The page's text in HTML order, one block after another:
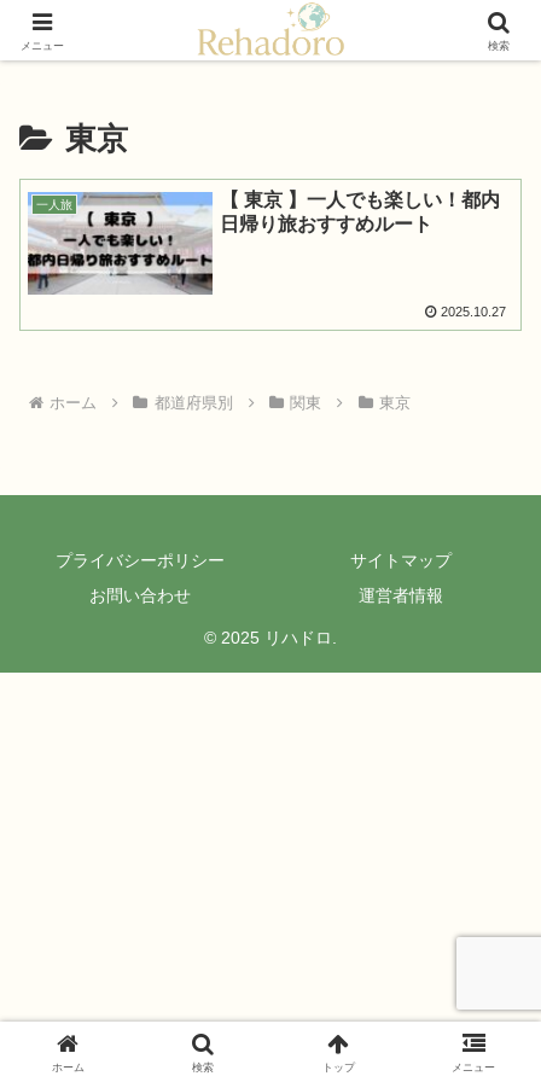
癒しと再発見の“黄金旅”ガイド
東京
一人旅
【 東京 】一人でも楽しい！都内
日帰り旅おすすめルート
2025.10.27
ホーム 都道府県別 関東 東京
プライバシーポリシー
サイトマップ
お問い合わせ
運営者情報
© 2025 リハドロ.
メニュー 検索
ホーム 検索 トップ メニュー